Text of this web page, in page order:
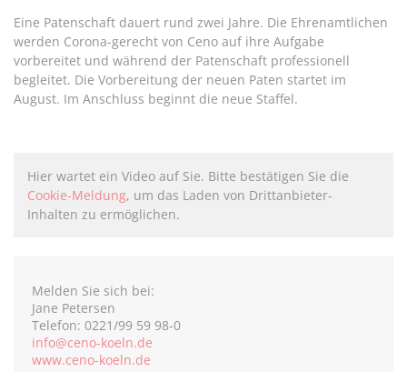
Eine Patenschaft dauert rund zwei Jahre. Die Ehrenamtlichen
werden Corona-gerecht von Ceno auf ihre Aufgabe
vorbereitet und während der Patenschaft professionell
begleitet. Die Vorbereitung der neuen Paten startet im
August. Im Anschluss beginnt die neue Staffel.
Hier wartet ein Video auf Sie. Bitte bestätigen Sie die
Cookie-Meldung, um das Laden von Drittanbieter-
Inhalten zu ermöglichen.
Melden Sie sich bei:
Jane Petersen
Telefon: 0221/99 59 98-0
info@ceno-koeln.de
www.ceno-koeln.de